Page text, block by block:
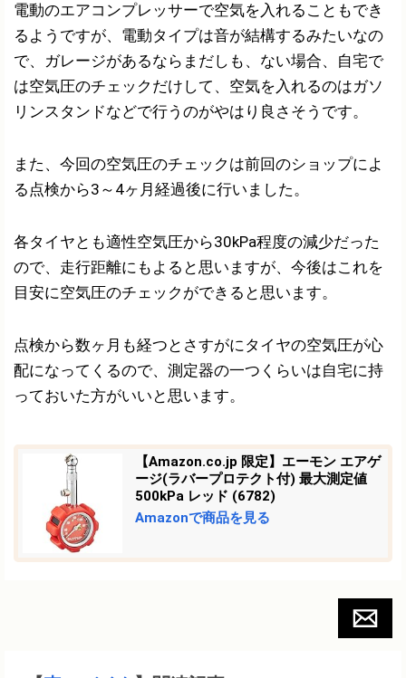
電動のエアコンプレッサーで空気を入れることもでき
るようですが、電動タイプは音が結構するみたいなの
で、ガレージがあるならまだしも、ない場合、自宅で
は空気圧のチェックだけして、空気を入れるのはガソ
リンスタンドなどで行うのがやはり良さそうです。
また、今回の空気圧のチェックは前回のショップによ
る点検から3～4ヶ月経過後に行いました。
各タイヤとも適性空気圧から30kPa程度の減少だった
ので、走行距離にもよると思いますが、今後はこれを
目安に空気圧のチェックができると思います。
点検から数ヶ月も経つとさすがにタイヤの空気圧が心
配になってくるので、測定器の一つくらいは自宅に持
っておいた方がいいと思います。
【Amazon.co.jp 限定】エーモン エアゲ
ージ(ラバープロテクト付) 最大測定値
500kPa レッド (6782)
Amazonで商品を見る